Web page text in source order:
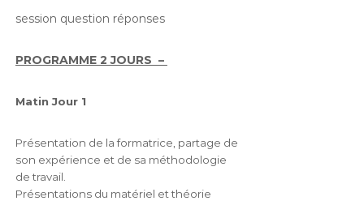
session question réponses
PROGRAMME 2 JOURS –
Matin Jour 1
Présentation de la formatrice, partage de
son expérience et de sa méthodologie
de travail.
Présentations du matériel et théorie